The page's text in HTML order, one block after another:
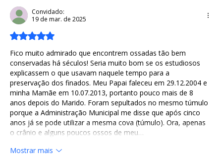
PRIGNY, FRANÇA
Convidado:
19 de mar. de 2025
Avaliado com 5 de 5 estrelas.
Fico muito admirado que encontrem ossadas tão bem
conservadas há séculos! Seria muito bom se os estudiosos
explicassem o que usavam naquele tempo para a
preservação dos finados. Meu Papai faleceu em 29.12.2004 e
minha Mamãe em 10.07.2013, portanto pouco mais de 8
anos depois do Marido. Foram sepultados no mesmo túmulo
porque a Administração Municipal me disse que após cinco
anos já se pode utilizar a mesma cova (túmulo). Ora, apenas
o crânio e alguns poucos ossos de meu…
Mostrar mais